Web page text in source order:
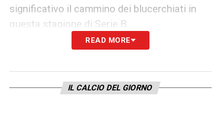
significativo il cammino dei blucerchiati in
questa stagione di Serie B.
LEGGI ANCHE –Calendario Serie B
READ MORE
IL CALCIO DEL GIORNO